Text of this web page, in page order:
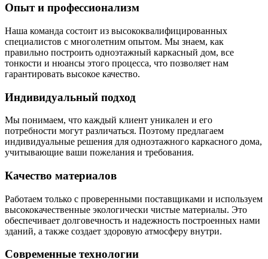
Опыт и профессионализм
Наша команда состоит из высококвалифицированных
специалистов с многолетним опытом. Мы знаем, как
правильно построить одноэтажный каркасный дом, все
тонкости и нюансы этого процесса, что позволяет нам
гарантировать высокое качество.
Индивидуальный подход
Мы понимаем, что каждый клиент уникален и его
потребности могут различаться. Поэтому предлагаем
индивидуальные решения для одноэтажного каркасного дома,
учитывающие ваши пожелания и требования.
Качество материалов
Работаем только с проверенными поставщиками и используем
высококачественные экологически чистые материалы. Это
обеспечивает долговечность и надежность построенных нами
зданий, а также создает здоровую атмосферу внутри.
Современные технологии